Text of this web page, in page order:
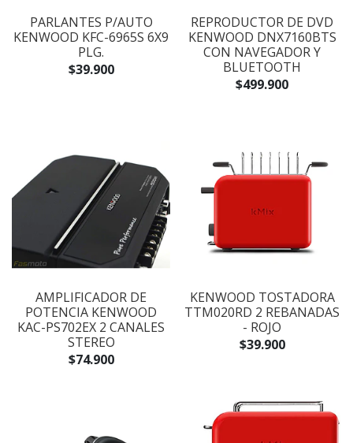
PARLANTES P/AUTO
KENWOOD KFC-6965S 6X9
PLG.
$39.900
REPRODUCTOR DE DVD
KENWOOD DNX7160BTS
CON NAVEGADOR Y
BLUETOOTH
$499.900
AMPLIFICADOR DE
POTENCIA KENWOOD
KAC-PS702EX 2 CANALES
STEREO
$74.900
KENWOOD TOSTADORA
TTM020RD 2 REBANADAS
- ROJO
$39.900